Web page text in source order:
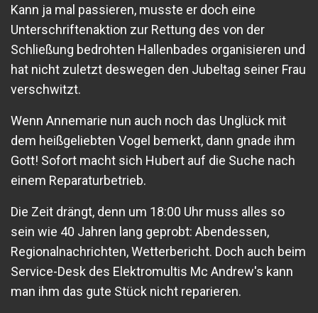
Kann ja mal passieren, musste er doch eine
Unterschriftenaktion zur Rettung des von der
Schließung bedrohten Hallenbades organisieren und
hat nicht zuletzt deswegen den Jubeltag seiner Frau
verschwitzt.
Wenn Annemarie nun auch noch das Unglück mit
dem heißgeliebten Vogel bemerkt, dann gnade ihm
Gott! Sofort macht sich Hubert auf die Suche nach
einem Reparaturbetrieb.
Die Zeit drängt, denn um 18:00 Uhr muss alles so
sein wie 40 Jahren lang geprobt: Abendessen,
Regionalnachrichten, Wetterbericht. Doch auch beim
Service-Desk des Elektromultis Mc Andrew's kann
man ihm das gute Stück nicht reparieren.